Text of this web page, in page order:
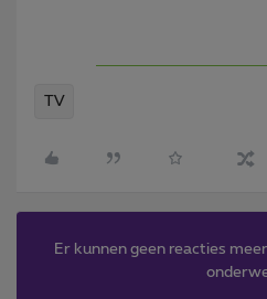
TV
Er kunnen geen reacties